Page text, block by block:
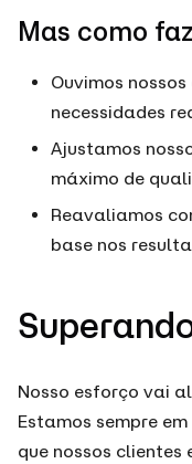
Mas como
Ouvimos
necessidades
Ajustamos
máximo de
Reavaliamos
base nos
Nosso esforço vai
Estamos sempre
que nossos clientes